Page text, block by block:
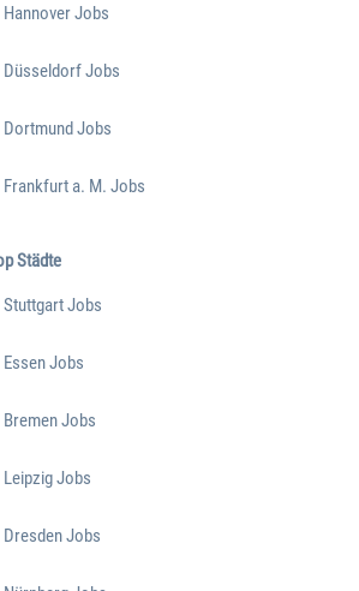
Hannover Jobs
Düsseldorf Jobs
Dortmund Jobs
Frankfurt a. M. Jobs
Städte
Stuttgart Jobs
Essen Jobs
Bremen Jobs
Leipzig Jobs
Dresden Jobs